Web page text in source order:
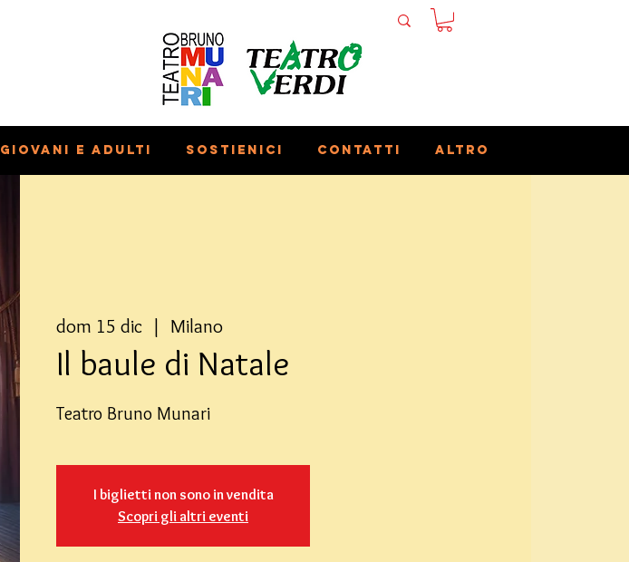
Giovani e adulti Sostienici Contatti Altro
dom 15 dic
  |
Milano
Il baule di Natale
Teatro Bruno Munari
I biglietti non sono in vendita
Scopri gli altri eventi